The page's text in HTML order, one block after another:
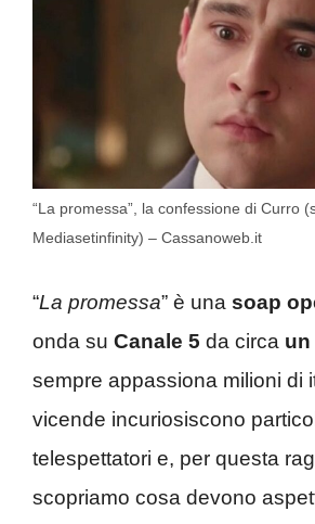
“La promessa”, la confessione di Curro
Mediasetinfinity) – Cassanoweb.it
“La promessa” è una soap
onda su Canale 5 da circa un
sempre appassiona milioni di
vicende incuriosiscono
telespettatori e, per questa
scopriamo cosa devono